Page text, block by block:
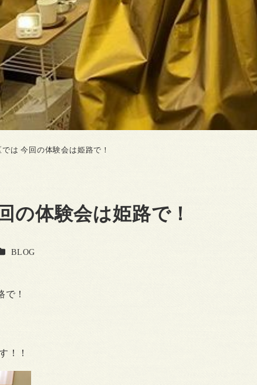
では 今回の体験会は姫路で！
の体験会は姫路で！
テゴリー
BLOG
！
！！